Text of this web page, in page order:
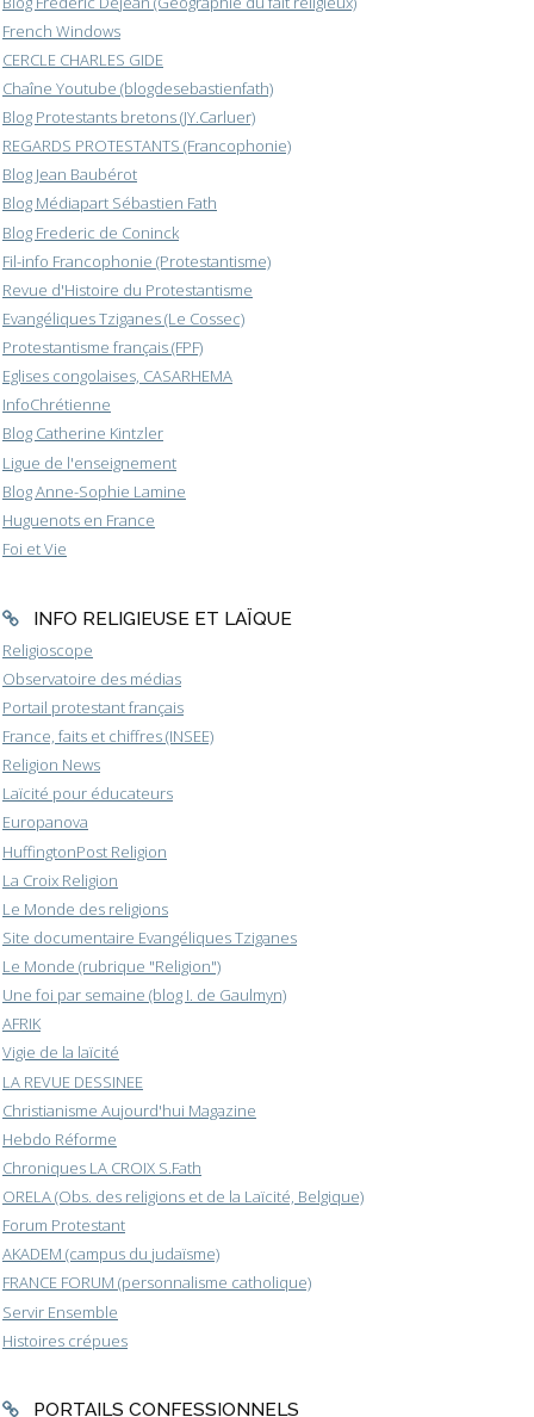
French Windows
CERCLE CHARLES GIDE
Chaîne Youtube (blogdesebastienfath)
Blog Protestants bretons (JY.Carluer)
REGARDS PROTESTANTS (Francophonie)
Blog Jean Baubérot
Blog Médiapart Sébastien Fath
Blog Frederic de Coninck
Fil-info Francophonie (Protestantisme)
Revue d'Histoire du Protestantisme
Evangéliques Tziganes (Le Cossec)
Protestantisme français (FPF)
Eglises congolaises, CASARHEMA
InfoChrétienne
Blog Catherine Kintzler
Ligue de l'enseignement
Blog Anne-Sophie Lamine
Huguenots en France
Foi et Vie
INFO RELIGIEUSE ET LAÏQUE
Religioscope
Observatoire des médias
Portail protestant français
France, faits et chiffres (INSEE)
Religion News
Laïcité pour éducateurs
Europanova
HuffingtonPost Religion
La Croix Religion
Le Monde des religions
Site documentaire Evangéliques Tziganes
Le Monde (rubrique "Religion")
Une foi par semaine (blog I. de Gaulmyn)
AFRIK
Vigie de la laïcité
LA REVUE DESSINEE
Christianisme Aujourd'hui Magazine
Hebdo Réforme
Chroniques LA CROIX S.Fath
ORELA (Obs. des religions et de la Laïcité, Belgique)
Forum Protestant
AKADEM (campus du judaïsme)
FRANCE FORUM (personnalisme catholique)
Servir Ensemble
Histoires crépues
PORTAILS CONFESSIONNELS